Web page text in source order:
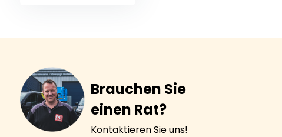
Brauchen Sie
einen Rat?
Kontaktieren Sie uns!